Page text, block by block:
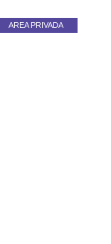
AREA PRIVADA